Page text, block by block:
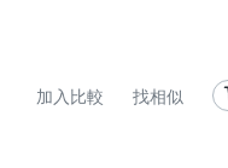
加入比較 找相似